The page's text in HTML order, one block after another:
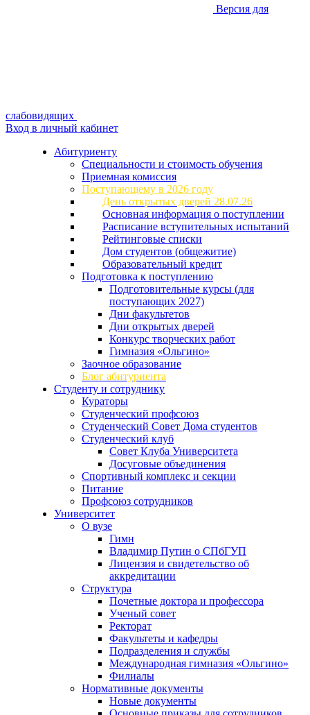
Версия для
слабовидящих
Вход в личный кабинет
Абитуриенту
Специальности и стоимость обучения
Приемная комиссия
Поступающему в 2026 году
День открытых дверей 28.07.26
Основная информация о поступлении
Расписание вступительных испытаний
Рейтинговые списки
Дом студентов (общежитие)
Образовательный кредит
Подготовка к поступлению
Подготовительные курсы (для
поступающих 2027)
Дни факультетов
Дни открытых дверей
Конкурс творческих работ
Гимназия «Ольгино»
Заочное образование
Блог абитуриента
Студенту и сотруднику
Кураторы
Студенческий профсоюз
Студенческий Совет Дома студентов
Студенческий клуб
Совет Клуба Университета
Досуговые объединения
Спортивный комплекс и секции
Питание
Профсоюз сотрудников
Университет
О вузе
Гимн
Владимир Путин о СПбГУП
Лицензия и свидетельство об
аккредитации
Структура
Почетные доктора и профессора
Ученый совет
Ректорат
Факультеты и кафедры
Подразделения и службы
Международная гимназия «Ольгино»
Филиалы
Нормативные документы
Новые документы